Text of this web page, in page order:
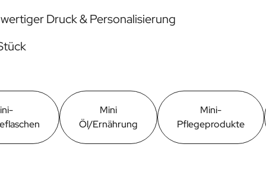
Druck & Personalisierung
Mini
Öl/Ernährung
Mini-
Pflegeprodukte